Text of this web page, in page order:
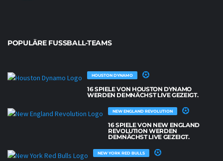
POPULÄRE FUSSBALL-TEAMS
HOUSTON DYNAMO
16 SPIELE VON HOUSTON DYNAMO
WERDEN DEMNÄCHST LIVE GEZEIGT.
NEW ENGLAND REVOLUTION
16 SPIELE VON NEW ENGLAND
REVOLUTION WERDEN
DEMNÄCHST LIVE GEZEIGT.
NEW YORK RED BULLS